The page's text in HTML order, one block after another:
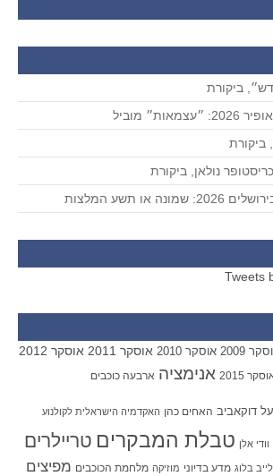
ביקורת
מוביל
ביקורת
נולאן, ביקורת
או תשע המלצות
Tweets
2009 אוסקר 2010 אוסקר 2011 אוסקר 2012
2015 אנימציה ארבעה כוכבים
על דוקאביב האחים כהן האקדמיה הישראלית לקולנוע
וודי אלן טבלת המבקרים טריילרים
לייב בלוג מדע בדיוני מוזיקה מלחמת הכוכבים מפיצים